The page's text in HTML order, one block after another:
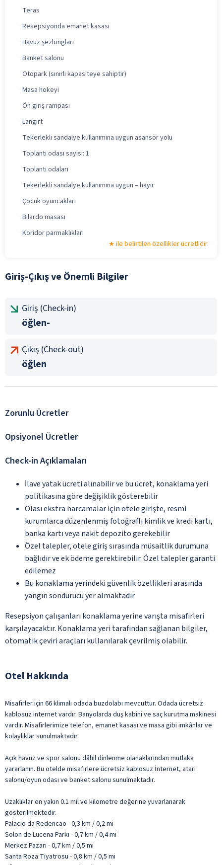
Teras
Resepsiyonda emanet kasası
Havuz şezlongları
Banket salonu
Otopark (sınırlı kapasiteye sahiptir)
Masa hokeyi
Ön giriş rampası
Langırt
Tekerlekli sandalye kullanımına uygun asansör yolu
Toplantı odası sayısı: 1
Toplantı odaları
Tekerlekli sandalye kullanımına uygun – hayır
Çocuk oyuncakları
Bilardo masası
Koridor parmaklıkları
ile belirtilen özellikler ücretlidir.
Giriş-Çıkış ve Önemli Bilgiler
Giriş (Check-in)
öğlen-
Çıkış (Check-out)
öğlen
Zorunlu Ücretler
Opsiyonel Ücretler
Check-in Açıklamaları
İlave yatak ücreti alınabilir ve bu ücret, konaklama yeri
politikasına göre değişiklik gösterebilir
Olası ekstra harcamalar için otele girişte, resmi
kurumlarca düzenlenmiş fotoğraflı kimlik ve kredi kartı,
banka kartı veya nakit depozito gerekebilir
Özel talepler, otele giriş sırasında müsaitlik durumuna
bağlıdır ve ek ödeme gerektirebilir. Özel talepler garanti
edilemez
Bu konaklama yerindeki güvenlik özellikleri arasında
yangın söndürücü yer almaktadır
Resepsiyon çalışanları konaklama yerine varışta misafirleri
karşılayacaktır. Konaklama yeri tarafından sağlanan bilgiler,
otomatik çeviri araçları kullanılarak çevrilmiş olabilir.
Otel Hakkında
Misafirler için 66 klimalı odada buzdolabı mevcuttur. Odada ücretsiz
kablosuz internet vardır. Banyolarda duş kabini ve saç kurutma makinesi
vardır. Misafirlerimize telefon, emanet kasası ve masa gibi imkânlar ve
kolaylıklar sunulmaktadır.
Açık havuz ve spor salonu dâhil dinlenme olanaklarından mutlaka
yararlanın. Bu otelde misafirlere ücretsiz kablosuz İnternet, atari
salonu/oyun odası ve banket salonu sunulmaktadır.
Uzaklıklar en yakın 0.1 mil ve kilometre değerine yuvarlanarak
gösterilmektedir.
Palacio da Redencao - 0,3 km / 0,2 mi
Solon de Lucena Parkı - 0,7 km / 0,4 mi
Merkez Pazarı - 0,7 km / 0,5 mi
Santa Roza Tiyatrosu - 0,8 km / 0,5 mi